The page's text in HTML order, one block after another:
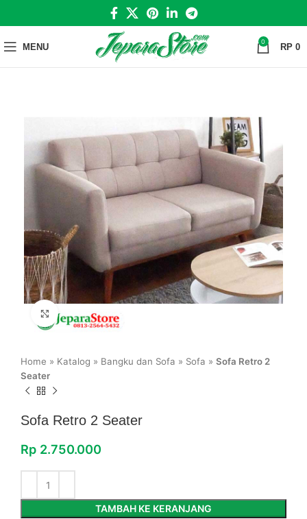
MENU 0 RP 0
Click to enlarge
Home » Katalog » Bangku dan Sofa » Sofa » Sofa Retro 2
Seater
Sofa Retro 2 Seater
Rp 2.750.000
TAMBAH KE KERANJANG